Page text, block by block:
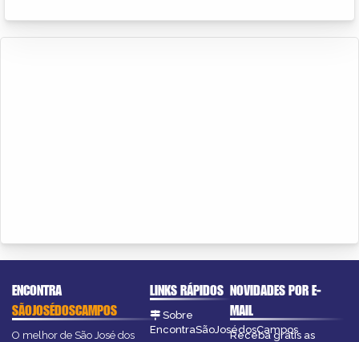
ENCONTRA
SÃOJOSÉDOSCAMPOS
O melhor de São José dos
LINKS RÁPIDOS
Sobre
EncontraSãoJosédosCampos
NOVIDADES POR E-
MAIL
Receba grátis as